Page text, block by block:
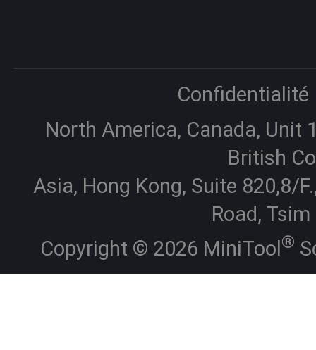
Confidentialité
North America, Canada, Unit
British
Asia, Hong Kong, Suite 820,8/
Road,
Copyright © 2026 MiniTool ®